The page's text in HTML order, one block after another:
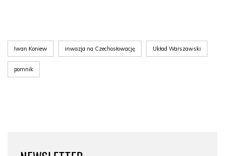
Iwan Koniew inwazja na Czechosłowację Układ Warszawski
pomnik